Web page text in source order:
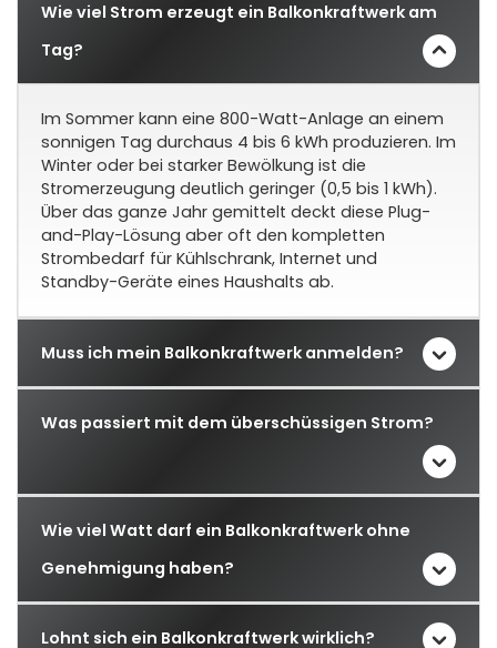
Wie viel Strom erzeugt ein Balkonkraftwerk am
Tag?
Im Sommer kann eine 800-Watt-Anlage an einem
sonnigen Tag durchaus 4 bis 6 kWh produzieren. Im
Winter oder bei starker Bewölkung ist die
Stromerzeugung deutlich geringer (0,5 bis 1 kWh).
Über das ganze Jahr gemittelt deckt diese Plug-
and-Play-Lösung aber oft den kompletten
Strombedarf für Kühlschrank, Internet und
Standby-Geräte eines Haushalts ab.
Muss ich mein Balkonkraftwerk anmelden?
Was passiert mit dem überschüssigen Strom?
Wie viel Watt darf ein Balkonkraftwerk ohne
Genehmigung haben?
Lohnt sich ein Balkonkraftwerk wirklich?